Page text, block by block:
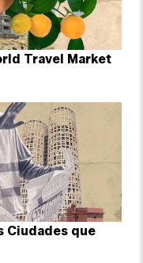
Travel Market
Ciudades que